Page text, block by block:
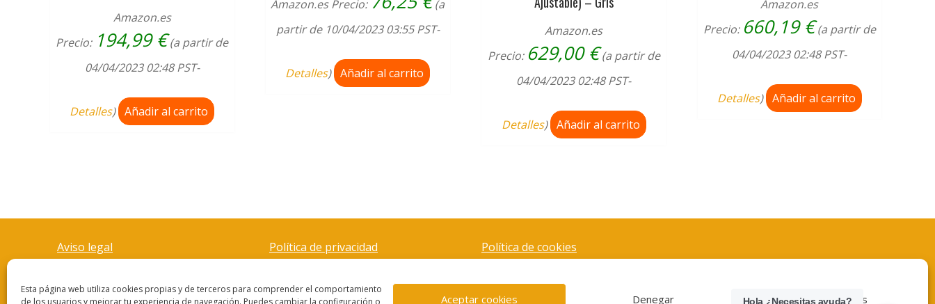
Esta página web utiliza cookies propias y de terceros para comprender el comportamiento
de los usuarios y mejorar tu experiencia de navegación. Puedes cambiar la configuración o
Aceptar cookies Denegar Ver preferencias
Amazon.es
Precio: 194,99€ (a partir de
04/04/2023 02:48 PST-
Detalles) Añadir al carrito
Amazon.es Precio:
(a
partir de 10/04/2023 03:55 PST-
Detalles) Añadir al carrito
Amazon.es
Precio: 629,00€(a partir de
04/04/2023 02:48 PST-
Detalles) Añadir al carrito
Amazon.es
Precio: 660,19€(a partir de
04/04/2023 02:48 PST-
Detalles) Añadir al carrito
Aviso legal Política de privacidad Política de cookies
Hola ¿Necesitas ayuda?